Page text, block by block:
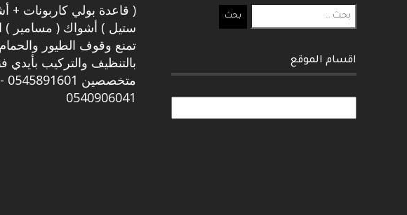
( قاعدة بولي كاربونات +
ستيل ) أشواك ( مسامير )
تمنع وقوف الطيور
بالتنظيف والتركيب بأيدي
متخصصين 0545891601 -
0540906041
البحث
عن:
اقسام الموقع
اقسام
الموقع